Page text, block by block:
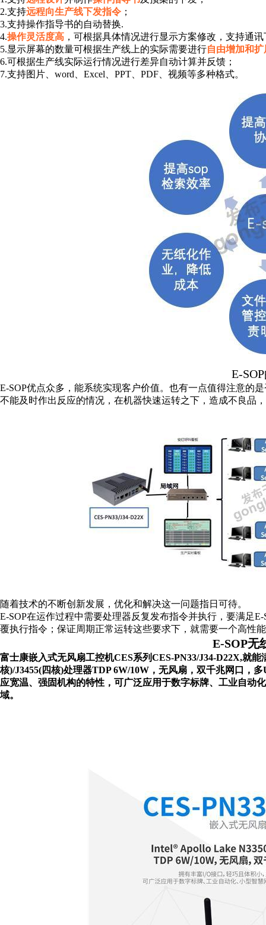
2.支持远程向生产线下发指令 ；
3.支持操作指导书的自动替换.
4.操作灵活度高 ，可根据具体情况进行显示方案修改，支持通
5.显示屏幕的数量可根据生产线上的实际需要进行自由增加和扩
6.可根据生产线实际运行情况进行差异自动计算并反馈；
7.支持图片、word、Excel、PPT、PDF、视频等多种格式。
E-
E-SOP优点众多，能系统实现客户价值。也有一点值得注意的
不能及时作出反应的情况，在机器快速运转之下，造成不良品
随着技术的不断创新发展，优化和解决这一问题指日可待。
E-SOP在运作过程中需要处理器反复发布指令并执行，要满足
覆执行指令；保证周期正常运转这些要求下，就需要一个高性
E-SOP无
富士康嵌入式无风扇工控机CES系列CES-PN33/J34-D22X,就
核)/J3455(四核)处理器TDP 6W/10W ，无风扇， 双千兆网口 ，多
应宽温、强固机构的特性，可广泛应用于数字标牌、 工业自动化
域。